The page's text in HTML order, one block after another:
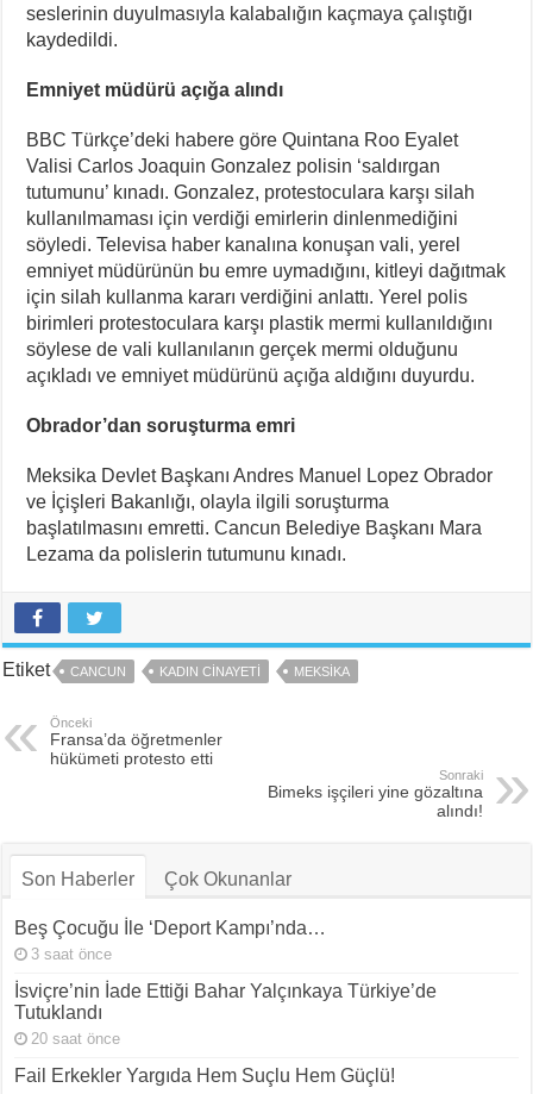
seslerinin duyulmasıyla kalabalığın kaçmaya çalıştığı
kaydedildi.
Emniyet müdürü açığa alındı
BBC Türkçe’deki habere göre Quintana Roo Eyalet
Valisi Carlos Joaquin Gonzalez polisin ‘saldırgan
tutumunu’ kınadı. Gonzalez, protestoculara karşı silah
kullanılmaması için verdiği emirlerin dinlenmediğini
söyledi. Televisa haber kanalına konuşan vali, yerel
emniyet müdürünün bu emre uymadığını, kitleyi dağıtmak
için silah kullanma kararı verdiğini anlattı. Yerel polis
birimleri protestoculara karşı plastik mermi kullanıldığını
söylese de vali kullanılanın gerçek mermi olduğunu
açıkladı ve emniyet müdürünü açığa aldığını duyurdu.
Obrador’dan soruşturma emri
Meksika Devlet Başkanı Andres Manuel Lopez Obrador
ve İçişleri Bakanlığı, olayla ilgili soruşturma
başlatılmasını emretti. Cancun Belediye Başkanı Mara
Lezama da polislerin tutumunu kınadı.
Etiket CANCUN KADIN CINAYETI MEKSIKA
Önceki
Fransa’da öğretmenler
hükümeti protesto etti
Sonraki
Bimeks işçileri yine gözaltına
alındı!
Son Haberler Çok Okunanlar
Beş Çocuğu İle ‘Deport Kampı’nda…
3 saat önce
İsviçre’nin İade Ettiği Bahar Yalçınkaya Türkiye’de
Tutuklandı
20 saat önce
Fail Erkekler Yargıda Hem Suçlu Hem Güçlü!